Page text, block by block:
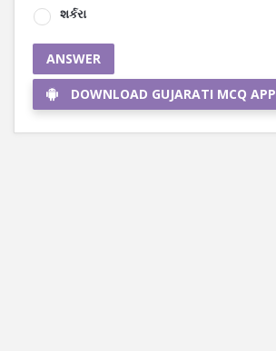
શર્કરા
ANSWER
DOWNLOAD GUJARATI MCQ APP